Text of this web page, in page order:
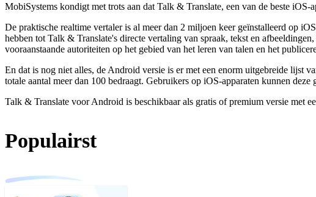
MobiSystems kondigt met trots aan dat Talk & Translate, een van de beste
De praktische realtime vertaler is al meer dan 2 miljoen keer geïnstalleerd op
hebben tot Talk & Translate's directe vertaling van spraak, tekst en
vooraanstaande autoriteiten op het gebied van het leren van talen en het
En dat is nog niet alles, de Android versie is er met een enorm uitgebreide lijst
totale aantal meer dan 100 bedraagt. Gebruikers op iOS-apparaten kunnen
Talk & Translate voor Android is beschikbaar als gratis of premium versie met
Populairst